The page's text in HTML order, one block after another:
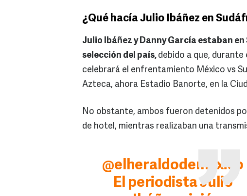
¿Qué hacía Julio Ibáñez en
Julio Ibáñez y Danny García estaban
selección del país, debido a que, durante
celebrará el enfrentamiento México vs
Azteca, ahora Estadio Banorte, en la
No obstante, ambos fueron detenidos
de hotel, mientras realizaban una
@elheraldodemexico
El periodista Julio